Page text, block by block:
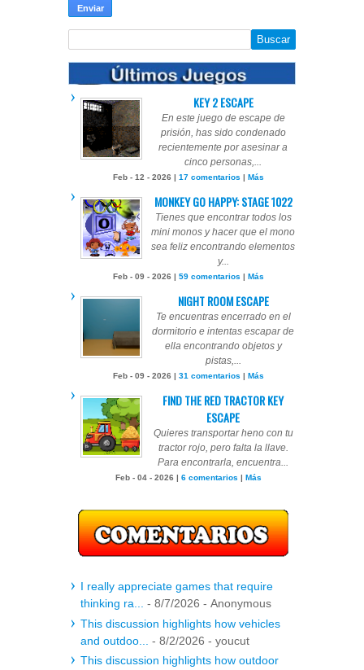
KEY 2 ESCAPE
En este juego de escape de
prisión, has sido condenado
recientemente por asesinar a
cinco personas,...
Feb - 12 - 2026 | 17 comentarios Más
MONKEY GO HAPPY: STAGE 1022
Tienes que encontrar todos los
mini monos y hacer que el mono
sea feliz encontrando elementos
y...
Feb - 09 - 2026 | 59 comentarios Más
NIGHT ROOM ESCAPE
Te encuentras encerrado en el
dormitorio e intentas escapar de
ella encontrando objetos y
pistas,...
Feb - 09 - 2026 | 31 comentarios Más
FIND THE RED TRACTOR KEY
ESCAPE
Quieres transportar heno con tu
tractor rojo, pero falta la llave.
Para encontrarla, encuentra...
Feb - 04 - 2026 | 6 comentarios Más
I really appreciate games that require
thinking ra... - 8/7/2026 - Anonymous
This discussion highlights how vehicles
and outdoo...
- 8/2/2026 - youcut
This discussion highlights how outdoor